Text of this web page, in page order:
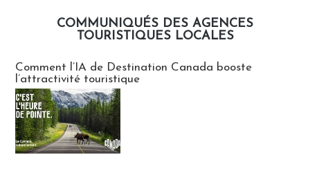
COMMUNIQUÉS DES AGENCES
TOURISTIQUES LOCALES
Comment l’IA de Destination Canada booste
l’attractivité touristique